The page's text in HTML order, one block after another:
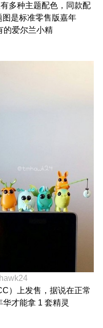
多种主题配色，同款配
是标准零售版嘉年
的爱尔兰小精
）上发售，据说在正常
才能拿 1 套精灵